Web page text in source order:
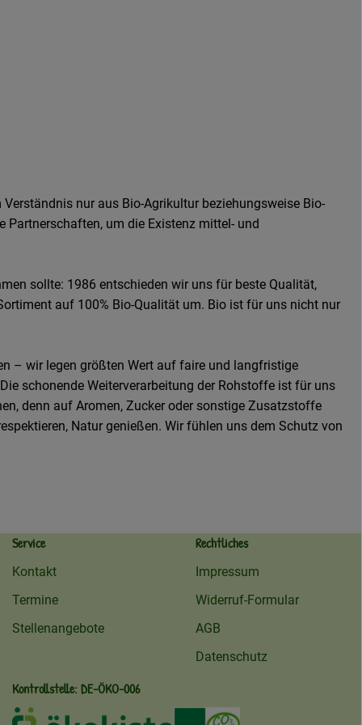
nur aus Bio-Agrikultur beziehungsweise Bio-
um die Existenz mittel- und
sollte: 1986 entschieden wir uns für beste Qualität,
auf 100% Bio-Qualität um. Bio ist für uns nicht nur
– wir legen größten Wert auf faire und langfristige
schonende Weiterverarbeitung der Rohstoffe ist für uns
denn auf Aromen, Zucker oder sonstige Zusatzstoffe
Natur genießen. Wir fühlen uns dem Schutz von
Service
Kontakt
Termine
Stellenangebote
Rechtliches
Impressum
Widerruf-Formular
AGB
Datenschutz
Kontrollstelle: DE-ÖKO-006
Externer Link zu /ueber-uns/
Externer Link zu /
Externer Link zu /